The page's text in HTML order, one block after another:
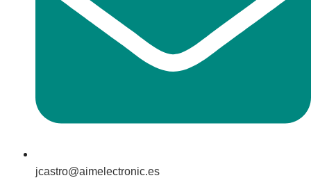
jcastro@aimelectronic.es